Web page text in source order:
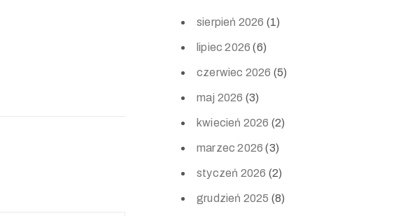
sierpień 2026 (1)
lipiec 2026 (6)
czerwiec 2026 (5)
maj 2026 (3)
kwiecień 2026 (2)
marzec 2026 (3)
styczeń 2026 (2)
grudzień 2025 (8)